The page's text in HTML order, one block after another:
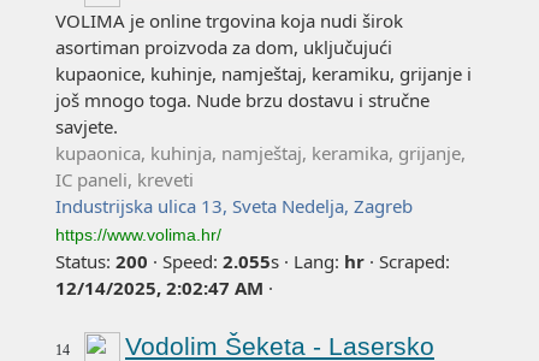
VOLIMA je online trgovina koja nudi širok
asortiman proizvoda za dom, uključujući
kupaonice, kuhinje, namještaj, keramiku, grijanje i
još mnogo toga. Nude brzu dostavu i stručne
savjete.
kupaonica, kuhinja, namještaj, keramika, grijanje,
IC paneli, kreveti
Industrijska ulica 13, Sveta Nedelja, Zagreb
https://www.volima.hr/
Status: 200 · Speed: 2.055s · Lang: hr · Scraped:
12/14/2025, 2:02:47 AM ·
14
Vodolim Šeketa - Lasersko